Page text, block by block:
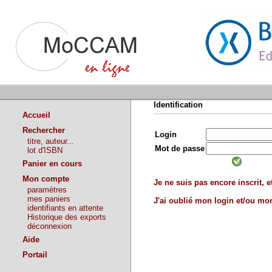
Accueil
Rechercher
titre, auteur...
lot d'ISBN
Panier en cours
Mon compte
paramètres
mes paniers
identifiants en attente
Historique des exports
déconnexion
Aide
Portail
Identification
Login
Mot de passe
Je ne suis pas encore inscrit,
J'ai oublié mon login et/ou